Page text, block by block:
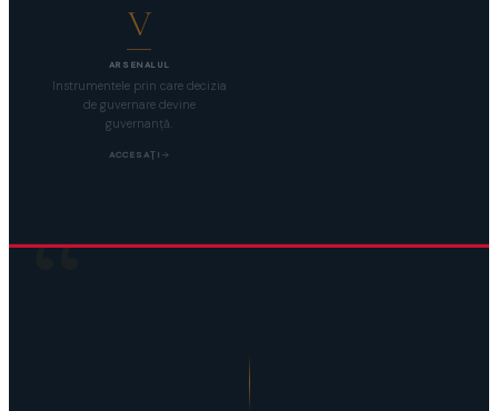
V
ARSENALUL
Instrumentele prin care decizia
de guvernare devine
guvernanţă.
ACCESAŢI